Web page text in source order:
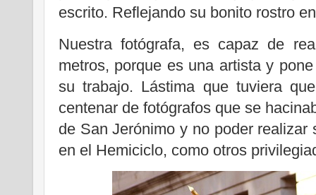
escrito. Reflejando su bonito rostro
Nuestra fotógrafa, es capaz de
metros, porque es una artista y
su trabajo. Lástima que tuviera
centenar de fotógrafos que se
de San Jerónimo y no poder
en el Hemiciclo, como otros